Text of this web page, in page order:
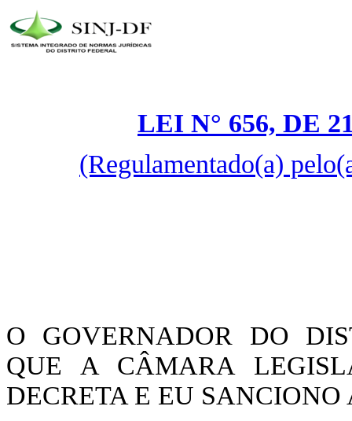
LEI N° 656, DE
(Regulamentado(a)
O GOVERNADOR DO
QUE A CÂMARA
DECRETA E EU